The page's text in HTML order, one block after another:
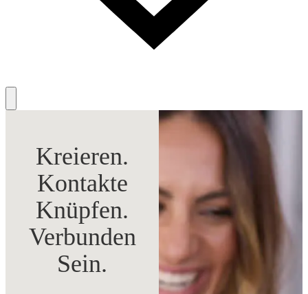
Kreieren.
Kontakte
Knüpfen.
Verbunden
Sein.